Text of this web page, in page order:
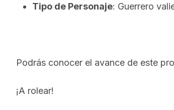
Tipo de Personaje: Guerrero
Podrás conocer el avance de este
¡A rolear!